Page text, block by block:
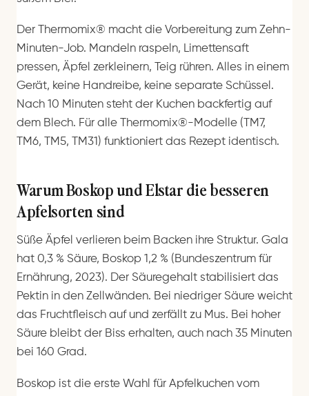
Der Thermomix® macht die Vorbereitung zum Zehn-
Minuten-Job. Mandeln raspeln, Limettensaft
pressen, Äpfel zerkleinern, Teig rühren. Alles in einem
Gerät, keine Handreibe, keine separate Schüssel.
Nach 10 Minuten steht der Kuchen backfertig auf
dem Blech. Für alle Thermomix®-Modelle (TM7,
TM6, TM5, TM31) funktioniert das Rezept identisch.
Warum Boskop und Elstar die besseren
Apfelsorten sind
Süße Äpfel verlieren beim Backen ihre Struktur. Gala
hat 0,3 % Säure, Boskop 1,2 % (Bundeszentrum für
Ernährung, 2023). Der Säuregehalt stabilisiert das
Pektin in den Zellwänden. Bei niedriger Säure weicht
das Fruchtfleisch auf und zerfällt zu Mus. Bei hoher
Säure bleibt der Biss erhalten, auch nach 35 Minuten
bei 160 Grad.
Boskop ist die erste Wahl für Apfelkuchen vom